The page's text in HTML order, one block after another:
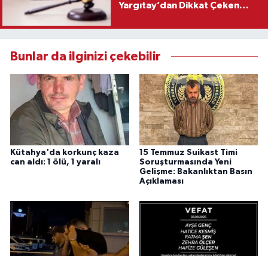
Yargıtay’dan Dikkat Çeken
Bunlar da ilginizi çekebilir
Kütahya'da korkunç kaza
can aldı: 1 ölü, 1 yaralı
15 Temmuz Suikast Timi
Soruşturmasında Yeni
Gelişme: Bakanlıktan Basın
Açıklaması